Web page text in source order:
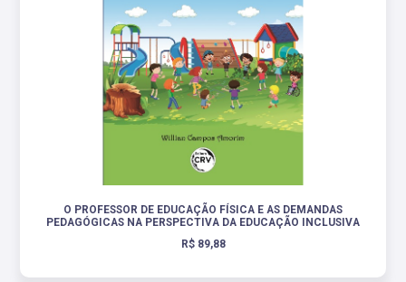
O PROFESSOR DE EDUCAÇÃO FÍSICA E AS DEMANDAS
PEDAGÓGICAS NA PERSPECTIVA DA EDUCAÇÃO INCLUSIVA
R$ 89,88